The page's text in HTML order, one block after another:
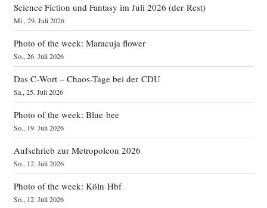
Science Fiction und Fantasy im Juli 2026 (der Rest)
Mi., 29. Juli 2026
Photo of the week: Maracuja flower
So., 26. Juli 2026
Das C‑Wort – Chaos-Tage bei der CDU
Sa., 25. Juli 2026
Photo of the week: Blue bee
So., 19. Juli 2026
Aufschrieb zur Metropolcon 2026
So., 12. Juli 2026
Photo of the week: Köln Hbf
So., 12. Juli 2026